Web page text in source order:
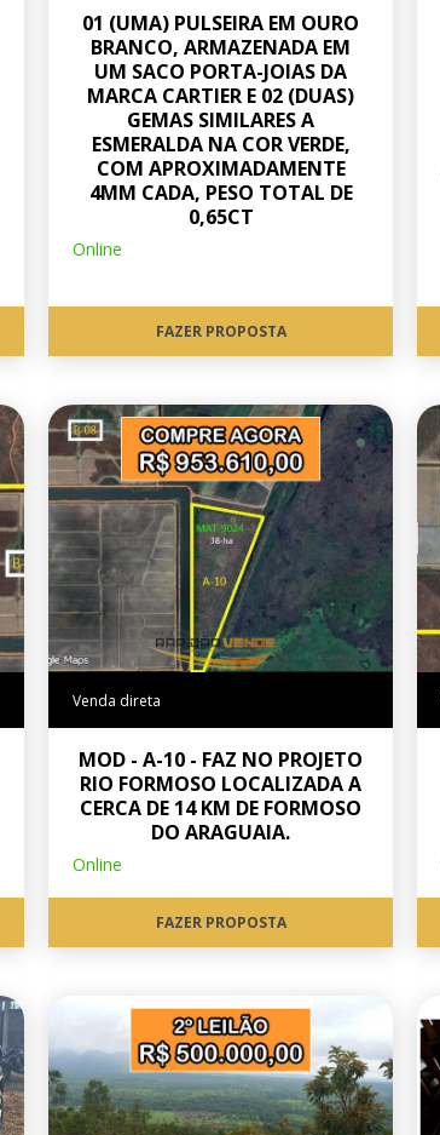
01 (UMA) PULSEIRA EM OURO
BRANCO, ARMAZENADA EM
UM SACO PORTA-JOIAS DA
MARCA CARTIER E 02 (DUAS)
GEMAS SIMILARES A
ESMERALDA NA COR VERDE,
COM APROXIMADAMENTE
4MM CADA, PESO TOTAL DE
0,65CT
Online
FAZER PROPOSTA
Venda direta
MOD - A-10 - FAZ NO PROJETO
RIO FORMOSO LOCALIZADA A
CERCA DE 14 KM DE FORMOSO
DO ARAGUAIA.
Online
FAZER PROPOSTA